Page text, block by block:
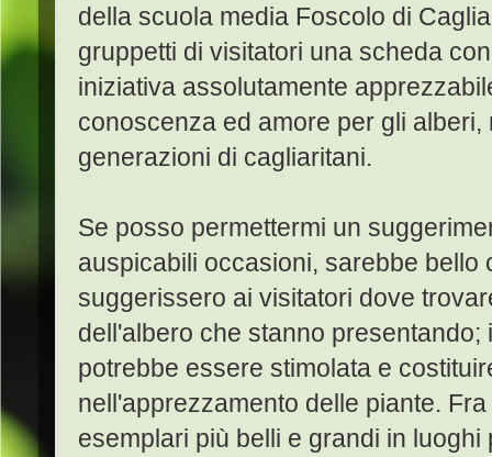
della scuola media Foscolo di
gruppetti di visitatori una scheda
iniziativa assolutamente
conoscenza ed amore per gli
generazioni di cagliaritani.
Se posso permettermi un
auspicabili occasioni, sarebbe bello
suggerissero ai visitatori dove
dell'albero che stanno
potrebbe essere stimolata e
nell'apprezzamento delle piante.
esemplari più belli e grandi in